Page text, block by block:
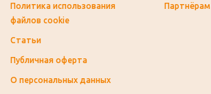
Политика использования
файлов cookie
Статьи
Публичная оферта
О персональных данных
Партнёрам